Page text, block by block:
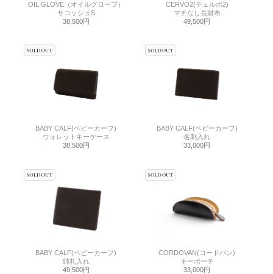
OIL GLOVE（オイルグローブ）
サコッシュS
38,500円
CERVO2(チェルボ2)
マチなし長財布
49,500円
BABY CALF(ベビーカーフ)
ウォレットキーケース
38,500円
BABY CALF(ベビーカーフ)
名刺入れ
33,000円
BABY CALF(ベビーカーフ)
純札入れ
49,500円
CORDOVAN(コードバン)
キーポーチ
33,000円